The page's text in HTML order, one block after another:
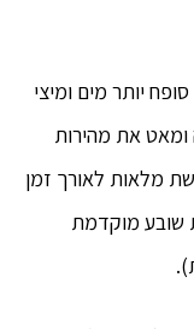
יותר מים ומיצי
ומאט את מהירות
מלאות לאורך זמן
שובע מוקדמת